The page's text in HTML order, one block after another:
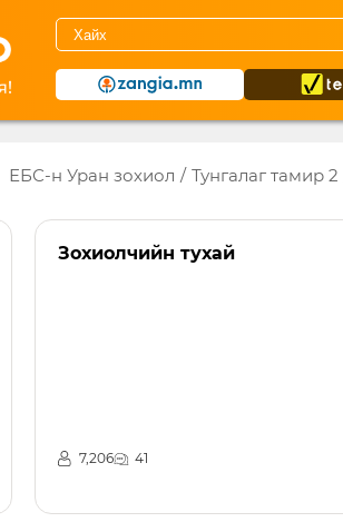
ЕБС-н Уран зохиол / Тунгалаг тамир 2
Зохиолчийн тухай
7,206 41